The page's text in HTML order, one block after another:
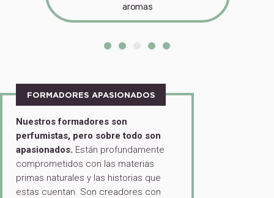
aromas
FORMADORES APASIONADOS
Nuestros formadores son
perfumistas, pero sobre todo son
apasionados. Están profundamente
comprometidos con las materias
primas naturales y las historias que
estas cuentan. Son creadores con